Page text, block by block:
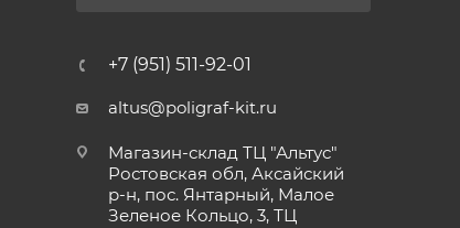
+7 (951) 511-92-01
altus@poligraf-kit.ru
Магазин-склад ТЦ "Альтус"
Ростовская обл, Аксайский
р-н, пос. Янтарный, Малое
Зеленое Кольцо, 3, ТЦ